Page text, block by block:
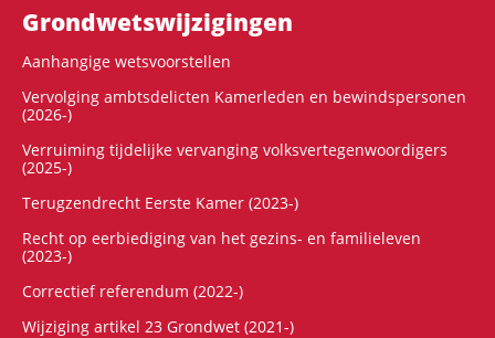
Grondwets­wijzigingen
Aanhangige wetsvoorstellen
Vervolging ambtsdelicten Kamerleden en bewindspersonen
(2026-)
Verruiming tijdelijke vervanging volksvertegenwoordigers
(2025-)
Terugzendrecht Eerste Kamer (2023-)
Recht op eerbiediging van het gezins- en familieleven
(2023-)
Correctief referendum (2022-)
Wijziging artikel 23 Grondwet (2021-)